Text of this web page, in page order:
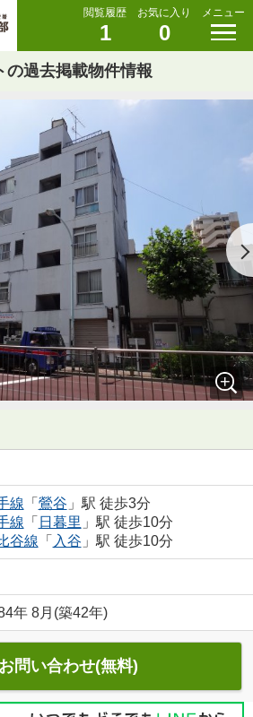
閲覧履歴
1
お気に入り
0
メニュー
の過去掲載物件情報
線 「 鶯谷 」駅 徒歩3分
線 「 日暮里 」駅 徒歩10分
谷線 「 入谷 」駅 徒歩10分
年 8月(築42年)
お問い合わせ(無料)